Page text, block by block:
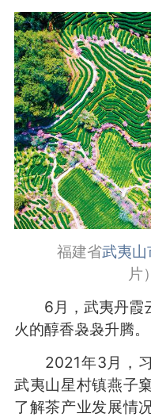
福建省武夷山
片
6月，武夷丹霞
火的醇香袅袅升腾。
2021年3月，习
武夷山星村镇燕子
了解茶产业发展情